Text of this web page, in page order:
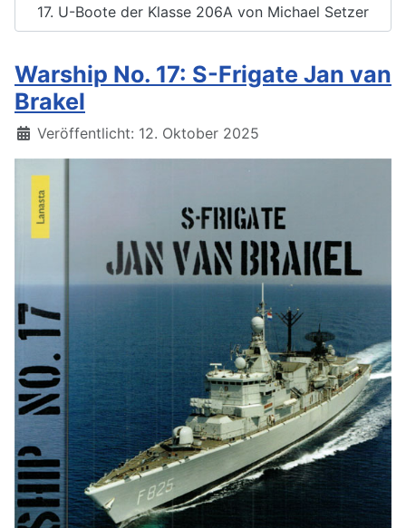
17. U-Boote der Klasse 206A von Michael Setzer
Warship No. 17: S-Frigate Jan van
Brakel
Details
Veröffentlicht: 12. Oktober 2025